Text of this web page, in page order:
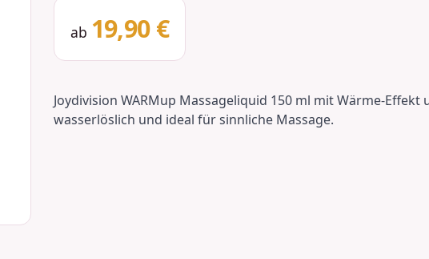
ab 19,90 €
Joydivision WARMup Massageliquid 150 ml mit Wärme-Effekt
wasserlöslich und ideal für sinnliche Massage.